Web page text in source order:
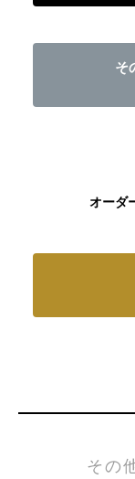
そ
オーダ
その